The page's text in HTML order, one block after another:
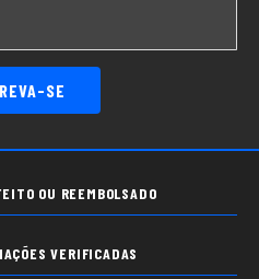
SE
OU REEMBOLSADO
VERIFICADAS